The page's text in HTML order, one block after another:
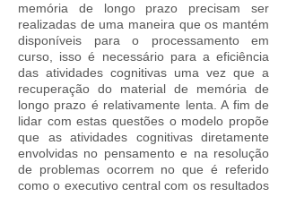
memória de longo prazo precisam ser
realizadas de uma maneira que os mantém
disponíveis para o processamento em
curso, isso é necessário para a eficiência
das atividades cognitivas uma vez que a
recuperação do material de memória de
longo prazo é relativamente lenta. A fim de
lidar com estas questões o modelo propõe
que as atividades cognitivas diretamente
envolvidas no pensamento e na resolução
de problemas ocorrem no que é referido
como o executivo central com os resultados